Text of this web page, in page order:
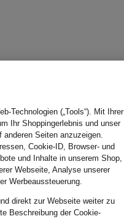
Technologien („Tools“). Mit Ihrer
Ihr Shoppingerlebnis und unser
anderen Seiten anzuzeigen.
Cookie-ID, Browser- und
und Inhalte in unserem Shop,
Webseite, Analyse unserer
Werbeaussteuerung.
direkt zur Webseite weiter zu
Beschreibung der Cookie-